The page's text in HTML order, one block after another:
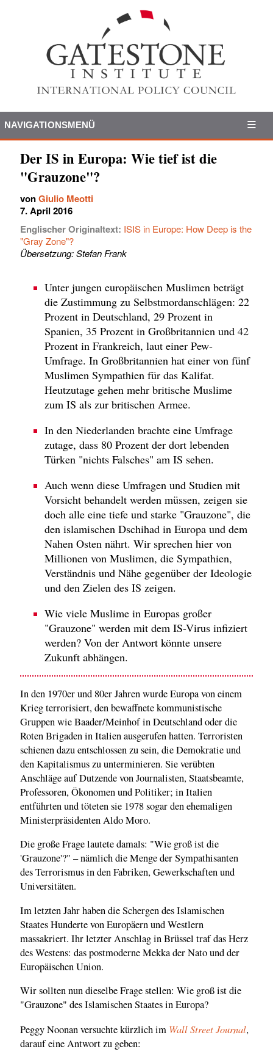
NAVIGATIONSMENÜ
Der IS in Europa: Wie tief ist die
"Grauzone"?
vonGiulio Meotti
7. April 2016
Englischer Originaltext: ISIS in Europe: How Deep is the
"Gray Zone"?
Übersetzung: Stefan Frank
Unter jungen europäischen Muslimen beträgt
die Zustimmung zu Selbstmordanschlägen: 22
Prozent in Deutschland, 29 Prozent in
Spanien, 35 Prozent in Großbritannien und 42
Prozent in Frankreich, laut einer Pew-
Umfrage. In Großbritannien hat einer von fünf
Muslimen Sympathien für das Kalifat.
Heutzutage gehen mehr britische Muslime
zum IS als zur britischen Armee.
In den Niederlanden brachte eine Umfrage
zutage, dass 80 Prozent der dort lebenden
Türken "nichts Falsches" am IS sehen.
Auch wenn diese Umfragen und Studien mit
Vorsicht behandelt werden müssen, zeigen sie
doch alle eine tiefe und starke "Grauzone", die
den islamischen Dschihad in Europa und dem
Nahen Osten nährt. Wir sprechen hier von
Millionen von Muslimen, die Sympathien,
Verständnis und Nähe gegenüber der Ideologie
und den Zielen des IS zeigen.
Wie viele Muslime in Europas großer
"Grauzone" werden mit dem IS-Virus infiziert
werden? Von der Antwort könnte unsere
Zukunft abhängen.
In den 1970er und 80er Jahren wurde Europa von einem
Krieg terrorisiert, den bewaffnete kommunistische
Gruppen wie Baader/Meinhof in Deutschland oder die
Roten Brigaden in Italien ausgerufen hatten. Terroristen
schienen dazu entschlossen zu sein, die Demokratie und
den Kapitalismus zu unterminieren. Sie verübten
Anschläge auf Dutzende von Journalisten, Staatsbeamte,
Professoren, Ökonomen und Politiker; in Italien
entführten und töteten sie 1978 sogar den ehemaligen
Ministerpräsidenten Aldo Moro.
Die große Frage lautete damals: "Wie groß ist die
'Grauzone'?" – nämlich die Menge der Sympathisanten
des Terrorismus in den Fabriken, Gewerkschaften und
Universitäten.
Im letzten Jahr haben die Schergen des Islamischen
Staates Hunderte von Europäern und Westlern
massakriert. Ihr letzter Anschlag in Brüssel traf das Herz
des Westens: das postmoderne Mekka der Nato und der
Europäischen Union.
Wir sollten nun dieselbe Frage stellen: Wie groß ist die
"Grauzone" des Islamischen Staates in Europa?
Peggy Noonan versuchte kürzlich im Wall Street Journal,
darauf eine Antwort zu geben: